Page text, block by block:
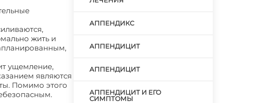
жить и
ущемление,
являются
Помимо этого
АППЕНДИКС
АППЕНДИЦИТ
АППЕНДИЦИТ
АППЕНДИЦИТ И ЕГО
СИМПТОМЫ